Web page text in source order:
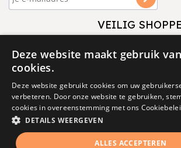
VEILIG
Deze website maakt gebruik van
cookies.
Deze website gebruikt cookies om uw
verbeteren. Door onze website te gebruiken,
cookies in overeenstemming met ons
DETAILS WEERGEVEN
ALLES ACCEPTEREN